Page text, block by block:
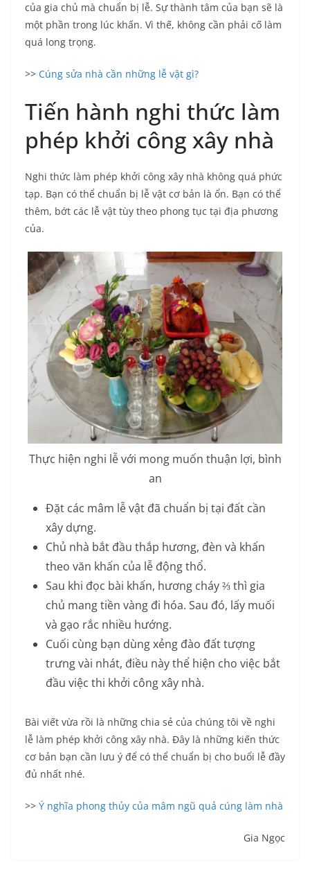
của gia chủ mà chuẩn bị lễ. Sự thành tâm của bạn sẽ là
một phần trong lúc khấn. Vì thế, không cần phải cố làm
quá long trọng.
>> Cúng sửa nhà cần những lễ vật gì?
Tiến hành nghi thức làm
phép khởi công xây nhà
Nghi thức làm phép khởi công xây nhà không quá phức
tạp. Bạn có thể chuẩn bị lễ vật cơ bản là ổn. Bạn có thể
thêm, bớt các lễ vật tùy theo phong tục tại địa phương
của.
Thực hiện nghi lễ với mong muốn thuận lợi, bình
an
Đặt các mâm lễ vật đã chuẩn bị tại đất cần
xây dựng.
Chủ nhà bắt đầu thắp hương, đèn và khấn
theo văn khấn của lễ động thổ.
Sau khi đọc bài khấn, hương cháy ⅔ thì gia
chủ mang tiền vàng đi hóa. Sau đó, lấy muối
và gạo rắc nhiều hướng.
Cuối cùng bạn dùng xẻng đào đất tượng
trưng vài nhát, điều này thể hiện cho việc bắt
đầu việc thi khởi công xây nhà.
Bài viết vừa rồi là những chia sẻ của chúng tôi về nghi
lễ làm phép khởi công xây nhà. Đây là những kiến thức
cơ bản bạn cần lưu ý để có thể chuẩn bị cho buổi lễ đầy
đủ nhất nhé.
>> Ý nghĩa phong thủy của mâm ngũ quả cúng làm nhà
Gia Ngọc